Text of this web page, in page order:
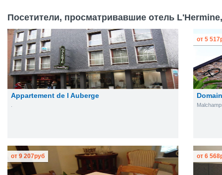
Посетители, просматривавшие отель
Appartement de l Auberge
от 5 517
от 9 207руб от 6 568